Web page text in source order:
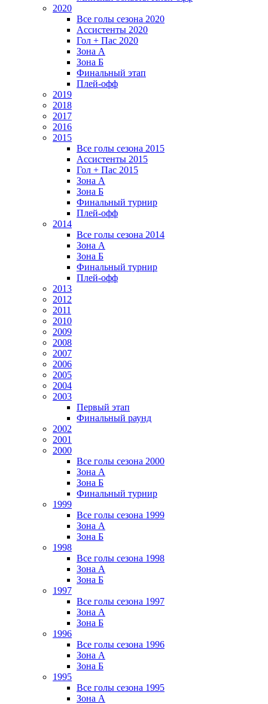
2020
Все голы сезона 2020
Ассистенты 2020
Гол + Пас 2020
Зона А
Зона Б
Финальный этап
Плей-офф
2019
2018
2017
2016
2015
Все голы сезона 2015
Ассистенты 2015
Гол + Пас 2015
Зона А
Зона Б
Финальный турнир
Плей-офф
2014
Все голы сезона 2014
Зона А
Зона Б
Финальный турнир
Плей-офф
2013
2012
2011
2010
2009
2008
2007
2006
2005
2004
2003
Первый этап
Финальный раунд
2002
2001
2000
Все голы сезона 2000
Зона А
Зона Б
Финальный турнир
1999
Все голы сезона 1999
Зона А
Зона Б
1998
Все голы сезона 1998
Зона А
Зона Б
1997
Все голы сезона 1997
Зона А
Зона Б
1996
Все голы сезона 1996
Зона А
Зона Б
1995
Все голы сезона 1995
Зона А